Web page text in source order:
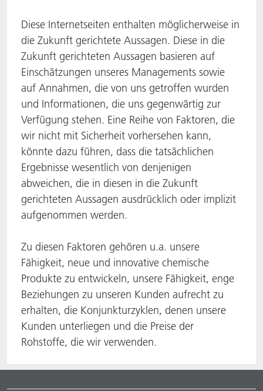
Diese Internetseiten enthalten möglicherweise in
die Zukunft gerichtete Aussagen. Diese in die
Zukunft gerichteten Aussagen basieren auf
Einschätzungen unseres Managements sowie
auf Annahmen, die von uns getroffen wurden
und Informationen, die uns gegenwärtig zur
Verfügung stehen. Eine Reihe von Faktoren, die
wir nicht mit Sicherheit vorhersehen kann,
könnte dazu führen, dass die tatsächlichen
Ergebnisse wesentlich von denjenigen
abweichen, die in diesen in die Zukunft
gerichteten Aussagen ausdrücklich oder implizit
aufgenommen werden.
Zu diesen Faktoren gehören u.a. unsere
Fähigkeit, neue und innovative chemische
Produkte zu entwickeln, unsere Fähigkeit, enge
Beziehungen zu unseren Kunden aufrecht zu
erhalten, die Konjunkturzyklen, denen unsere
Kunden unterliegen und die Preise der
Rohstoffe, die wir verwenden.